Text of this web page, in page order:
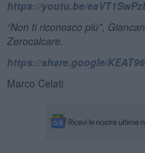
https://youtu.be/
“Non ti riconosco più”,
Zerocalcare.
https://share.google/
Marco Celati